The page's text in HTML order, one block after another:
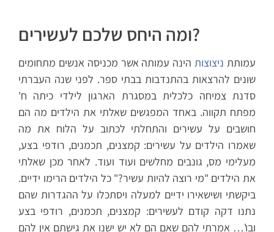
ומה היחס שלכם לעשירים?
עמותת ניצוצותהינה עמותה אשר מכניסה אנשים מתחומים
שונים להרצאות בהתנדבות בבתי ספר. לפני שנה העברתי
סדנת צמיחה כלכלית במסגרת הארגון לילדי כיתה ח'
מפתח תקווה. באחד המפגשים שאלתי את הילדים מה הם
חושבים על עשירים והתחלתי לכתוב על הלוח את מה
שאמרו הילדים על עשירים: קמצנים, תכמנים, רודפי בצע,
מעלימי מס, גונבים מחלשים ועוד ועוד. לאחר מכן שאלתי
את הילדים "מי רוצה להיות עשיר?" כל הילדים הרימו ידיים.
ביקשתי ושישאירו ידיים למעלה ויסתכלו על ההגדרות שהם
נתנו דקה קודם לעשירים: קמצנים, תכמנים, רודפי בצע
ובו'… אמרתי להם שאם הם לא יש ישנו את גישתם אין להם